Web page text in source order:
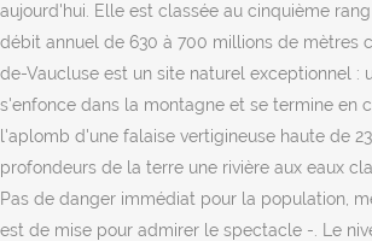
aujourd'hui. Elle est classée au cinquième
débit annuel de 630 à 700 millions de mètres
de-Vaucluse est un site naturel exceptionnel :
s'enfonce dans la montagne et se termine en
l'aplomb d'une falaise vertigineuse haute de
profondeurs de la terre une rivière aux eaux
Pas de danger immédiat pour la population,
est de mise pour admirer le spectacle -. Le